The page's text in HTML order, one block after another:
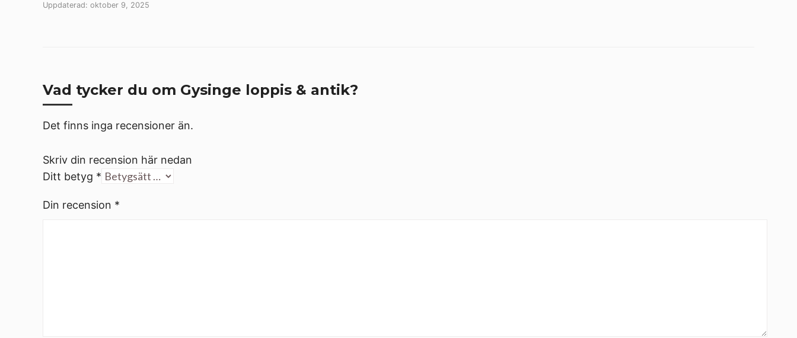
Uppdaterad: oktober 9, 2025
Vad tycker du om Gysinge loppis & antik?
Det finns inga recensioner än.
Skriv din recension här nedan
Ditt betyg *
Din recension *